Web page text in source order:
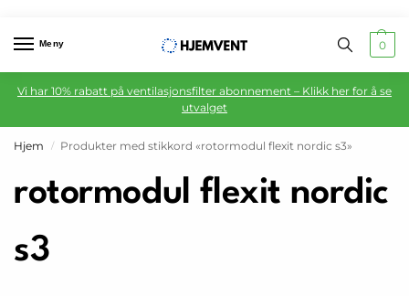
Meny 0
Vi har 10% rabatt på ventilasjonsfilter abonnement – Klikk her for å se
utvalget
Hjem / Produkter med stikkord «rotormodul flexit nordic s3»
rotormodul flexit nordic
s3